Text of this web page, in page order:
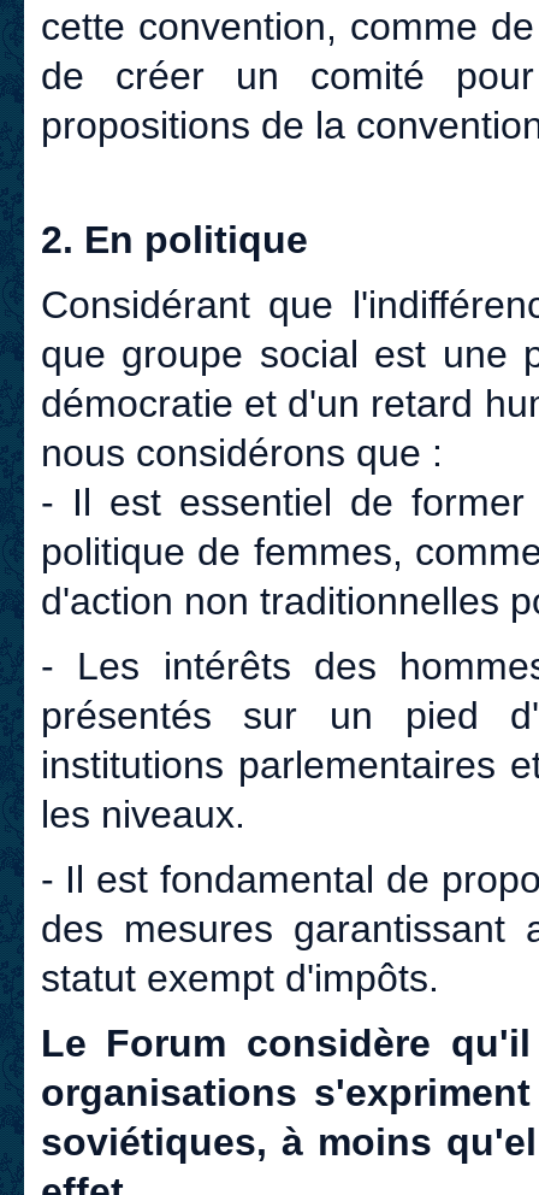
cette convention, comme
de créer un comité
propositions de la
2. En politique
Considérant que
que groupe social est une
démocratie et d'un retard
nous considérons que :
- Il est essentiel de former
politique de femmes,
d'action non traditionnelles
- Les intérêts des
présentés sur un pied
institutions parlementaires
les niveaux.
- Il est fondamental de
des mesures garantissant
statut exempt d'impôts.
Le Forum considère
organisations
soviétiques, à moins